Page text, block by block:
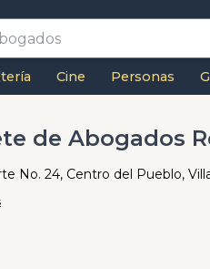
Cine Personas
de Abogados
No. 24, Centro del Pueblo,